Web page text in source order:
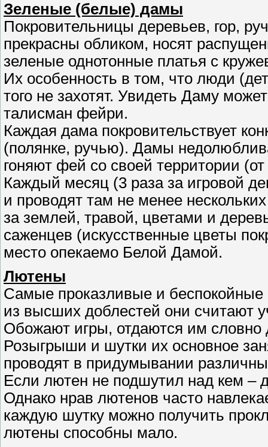
Зеленые (белые) дамы
Покровительницы деревьев, гор,
прекрасны обликом, носят
зеленые однотонные платья с
Их особенность в том, что люди
того не захотят. Увидеть Даму
талисман фейри.
Каждая дама покровительствует
(полянке, ручью). Дамы
гоняют фей со своей территории
Каждый месяц (3 раза за игровой
и проводят там не менее
за землей, травой, цветами и
саженцев (искусственные цветы
место опекаемо Белой Дамой.
Лютены
Самые проказливые и
из высших доблестей они считают
Обожают игры, отдаются им словно
Розыгрыши и шутки их основное
проводят в придумывании
Если лютен не подшутил над кем –
Однако нрав лютенов часто
каждую шутку можно получить
лютены способны мало.